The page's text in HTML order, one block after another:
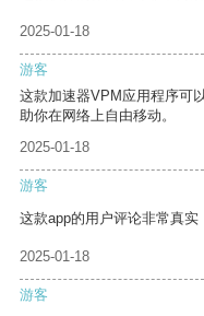
2025-01-18
游客
这款加速器VPM应用程序可
助你在网络上自由移动。
2025-01-18
游客
这款app的用户评论非常真实
2025-01-18
游客